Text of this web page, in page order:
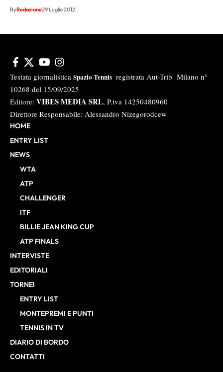
ByRedazione29 Luglio 2012
Testata giornalistica Spazio Tennis registrata Aut-Trib Milano n°
10268 del 15/09/2025
Editore: VIBES MEDIA SRL, P.iva 14250480960
Direttore Responsabile: Alessandro Nizegorodcew
HOME
ENTRY LIST
NEWS
WTA
ATP
CHALLENGER
ITF
BILLIE JEAN KING CUP
ATP FINALS
INTERVISTE
EDITORIALI
TORNEI
ENTRY LIST
MONTEPREMI E PUNTI
TENNIS IN TV
DIARIO DI BORDO
CONTATTI